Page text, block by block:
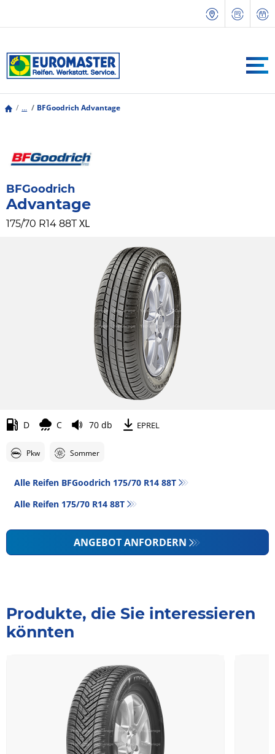
... BFGoodrich Advantage
BFGoodrich
Advantage
175/70 R14 88T XL
D C 70 db EPREL
Pkw Sommer
Alle Reifen BFGoodrich 175/70 R14 88T
Alle Reifen‎ 175/70 R14 88T
ANGEBOT ANFORDERN
Produkte, die Sie interessieren
könnten